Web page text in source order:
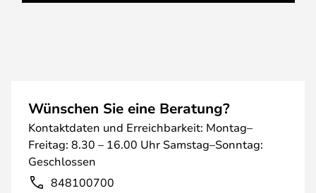
Wünschen Sie eine Beratung?
Kontaktdaten und Erreichbarkeit: Montag–
Freitag: 8.30 – 16.00 Uhr Samstag–Sonntag:
Geschlossen
848100700